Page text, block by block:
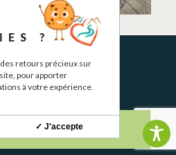
?
retours précieux sur
pour apporter
à votre expérience.
✓ J'accepte